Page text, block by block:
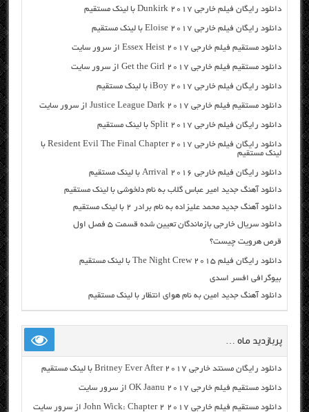
دانلود رایگان فیلم خارجی Dunkirk 2017 با لینک مستقیم
دانلود رایگان فیلم خارجی Eloise 2017 با لینک مستقیم
دانلود مستقیم فیلم خارجی Essex Heist 2017 از سرور سایت
دانلود مستقیم فیلم خارجی Get the Girl 2017 از سرور سایت
دانلود رایگان فیلم خارجی iBoy 2017 با لینک مستقیم
دانلود مستقیم فیلم خارجی Justice League Dark 2017 از سرور سایت
دانلود رایگان فیلم خارجی Split 2017 با لینک مستقیم
دانلود رایگان فیلم خارجی Resident Evil The Final Chapter 2017 با
لینک مستقیم
دانلود رایگان فیلم خارجی Arrival 2016 با لینک مستقیم
دانلود آهنگ جدید امیر عباس گلاب به نام دلخوشی با لینک مستقیم
دانلود آهنگ جدید محمد علیزاده به نام برادر ۲ با لینک مستقیم
دانلود سریال خارجی بازماندگان تعیین شده قسمت ۵ فصل اول
قرص هرویت چیست؟
دانلود رایگان فیلم The Night Crew 2015 با لینک مستقیم
بیوگرافی افسر اسدی
دانلود آهنگ جدید امین به نام هوای انتظار با لینک مستقیم
پربازدید ماه …
دانلود رایگان مسنتد خارجی Britney Ever After 2017 با لینک مستقیم
دانلود مستقیم فیلم خارجی OK Jaanu 2017 از سرور سایت
دانلود مستقیم فیلم خارجی John Wick: Chapter 2 2017 از سرور سایت